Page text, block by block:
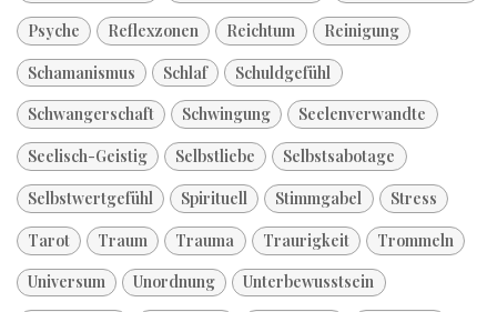
Psyche
Reflexzonen Reichtum
Reinigung
Schamanismus
Schlaf
Schuldgefühl
Schwangerschaft
Schwingung
Seelenverwandte
Seelisch-Geistig
Selbstliebe
Selbstsabotage
Selbstwertgefühl
Spirituell Stimmgabel
Stress
Tarot
Traum Trauma Traurigkeit
Trommeln
Universum
Unordnung
Unterbewusstsein